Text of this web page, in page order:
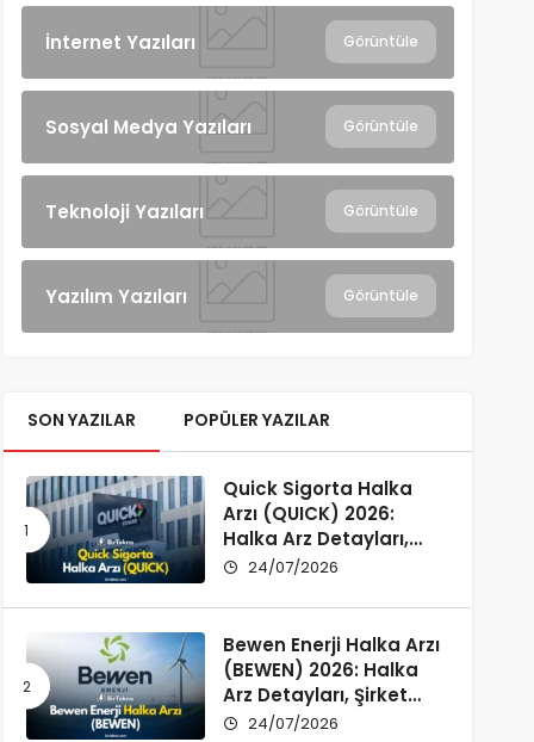
İnternet Yazıları Görüntüle
Sosyal Medya Yazıları Görüntüle
Teknoloji Yazıları Görüntüle
Yazılım Yazıları Görüntüle
SON YAZILAR POPÜLER YAZILAR
Quick Sigorta Halka
Arzı (QUICK) 2026:
Halka Arz Detayları,
Şirket Profili ve
24/07/2026
Bewen Enerji Halka Arzı
(BEWEN) 2026: Halka
Arz Detayları, Şirket
Profili ve Fon Kullanımı
24/07/2026